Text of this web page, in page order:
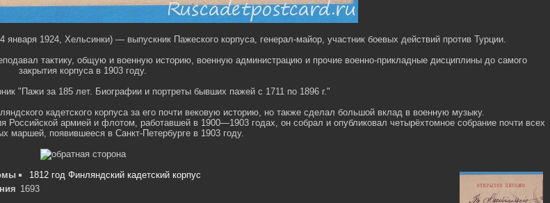
1924, Хельсинки) — выпускник Пажеского корпуса, генерал-майор, участник боевых действий против Турции.
тактику, общую и военную историю, военную администрацию и прочие военно-прикладные дисциплины до самого
закрытия корпуса в 1903 году.
"Пажи за 185 лет. Биографии и портреты бывших пажей с 1711 по 1896 г."
кадетского корпуса за его почти вековую историю, но также сделал большой вклад в военную музыку.
армией и флотом, работавшей в 1900—1903 годах, он собрал и опубликовал четырёхтомное собрание почти всех
маршей, появившееся в Санкт-Петербурге в 1903 году.
1812 год Финляндский кадетский корпус
1693